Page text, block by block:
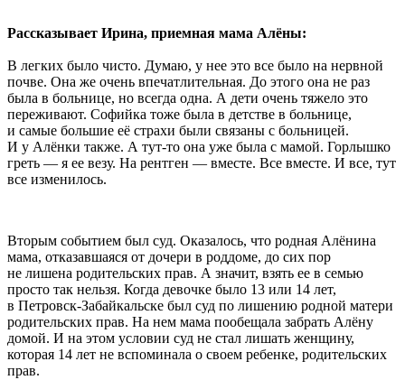
Рассказывает Ирина, приемная мама Алёны:
В легких было чисто. Думаю, у нее это все было на нервной
почве. Она же очень впечатлительная. До этого она не раз
была в больнице, но всегда одна. А дети очень тяжело это
переживают. Софийка тоже была в детстве в больнице,
и самые большие её страхи были связаны с больницей.
И у Алёнки также. А тут-то она уже была с мамой. Горлышко
греть — я ее везу. На рентген — вместе. Все вместе. И все, тут
все изменилось.
Вторым событием был суд. Оказалось, что родная Алёнина
мама, отказавшаяся от дочери в роддоме, до сих пор
не лишена родительских прав. А значит, взять ее в семью
просто так нельзя. Когда девочке было 13 или 14 лет,
в Петровск-Забайкальске был суд по лишению родной матери
родительских прав. На нем мама пообещала забрать Алёну
домой. И на этом условии суд не стал лишать женщину,
которая 14 лет не вспоминала о своем ребенке, родительских
прав.